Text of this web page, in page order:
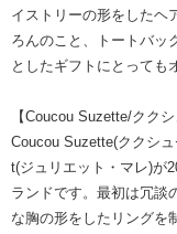
イストリーの形をしたヘ
ろんのこと、トートバッ
としたギフトにとっても
【Coucou Suzette/ククシ
Coucou Suzette(ククシ
t(ジュリエット・マレ)が
ランドです。最初は冗談
な胸の形をしたリングを